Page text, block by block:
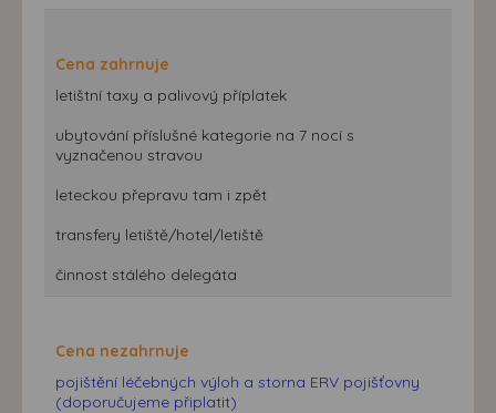
Cena zahrnuje
letištní taxy a palivový příplatek
ubytování příslušné kategorie na 7 nocí s
vyznačenou stravou
leteckou přepravu tam i zpět
transfery letiště/hotel/letiště
činnost stálého delegáta
Cena nezahrnuje
pojištění léčebných výloh a storna ERV pojišťovny
(doporučujeme připlatit)